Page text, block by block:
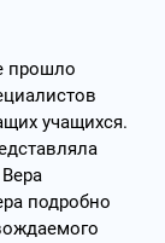
прошло
учащихся.
подробно